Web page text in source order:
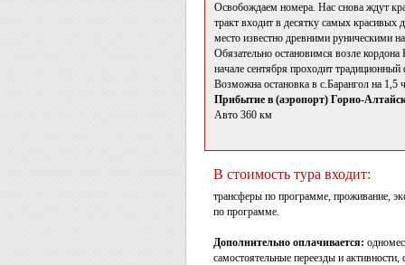
Освобождаем номера. Нас снова ждут
тракт входит в десятку самых
место известно древними руническими
Обязательно остановимся возле
начале сентября проходит
Возможна остановка в с.Барангол на 1,5
Прибытие в (аэропорт) Горно-
Авто 360 км
В стоимость тура входит:
трансферы по программе, проживание,
по программе.
Дополнительно оплачивается:
самостоятельные переезды и